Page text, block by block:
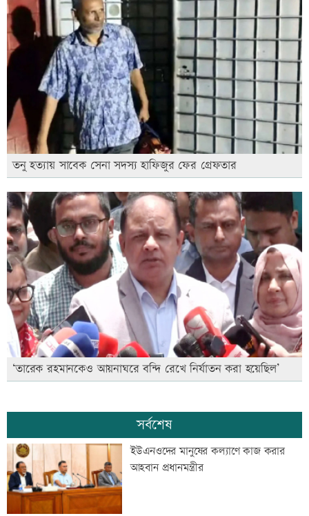
তনু হত্যায় সাবেক সেনা সদস্য হাফিজুর ফের গ্রেফতার
‘তারেক রহমানকেও আয়নাঘরে বন্দি রেখে নির্যাতন করা হয়েছিল’
সর্বশেষ
ইউএনওদের মানুষের কল্যাণে কাজ করার
আহবান প্রধানমন্ত্রীর